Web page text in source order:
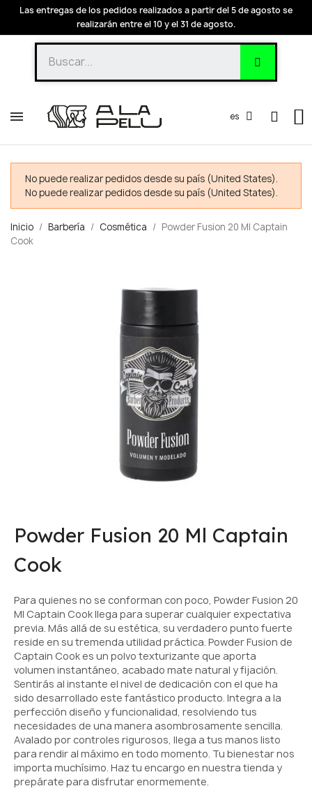
Las entregas de los pedidos realizados a partir del 5 de agosto se
realizarán entre el 10 y el 31 de agosto.
es
No puede realizar pedidos desde su país (United States).
No puede realizar pedidos desde su país (United States).
Inicio Barbería Cosmética
Powder Fusion 20 Ml Captain
Cook
Powder Fusion 20 Ml Captain
Cook
Para quienes no se conforman con poco, Powder Fusion 20
Ml Captain Cook llega para superar cualquier expectativa
previa. Más allá de su estética, su verdadero punto fuerte
reside en su tremenda utilidad práctica. Powder Fusion de
Captain Cook es un polvo texturizante que aporta
volumen instantáneo, acabado mate natural y fijación.
Sentirás al instante el nivel de dedicación con el que ha
sido desarrollado este fantástico producto. Integra a la
perfección diseño y funcionalidad, resolviendo tus
necesidades de una manera asombrosamente sencilla.
Avalado por controles rigurosos, llega a tus manos listo
para rendir al máximo en todo momento. Tu bienestar nos
importa muchísimo. Haz tu encargo en nuestra tienda y
prepárate para disfrutar enormemente.